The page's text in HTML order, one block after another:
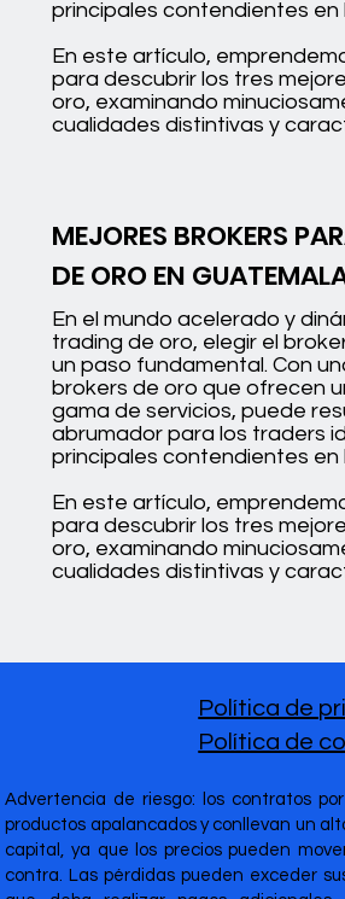
principales contendientes en
En este artículo,
para descubrir los tres
oro, examinando
cualidades distintivas y
MEJORES BROKERS
DE ORO EN
En el mundo acelerado y
trading de oro, elegir el
un paso fundamental. Con
brokers de oro que ofrecen
gama de servicios, puede
abrumador para los traders
principales contendientes en
En este artículo,
para descubrir los tres
oro, examinando
cualidades distintivas y
Advertencia de riesgo: los contratos
productos apalancados y conllevan un
capital, ya que los precios pueden
contra. Las pérdidas pueden exceder
Política de
Política de